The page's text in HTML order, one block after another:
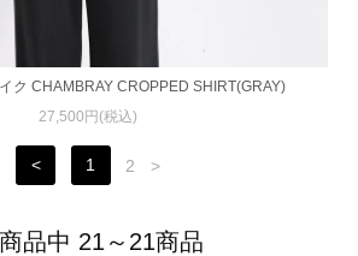
ク CHAMBRAY CROPPED SHIRT(GRAY)
27,500円(税込)
< 1 2 >
品中 21～21商品